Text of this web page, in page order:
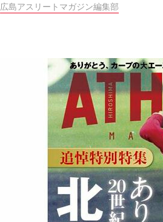
広島アスリートマガジン編集部